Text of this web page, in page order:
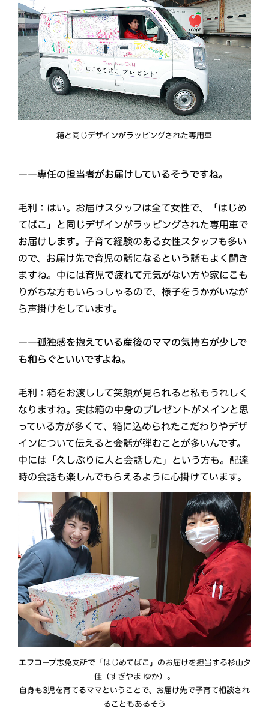
箱と同じデザインがラッピングされた専用車
――専任の担当者がお届けしているそうですね。
毛利：はい。お届けスタッフは全て女性で、「はじめ
てばこ」と同じデザインがラッピングされた専用車で
お届けします。子育て経験のある女性スタッフも多い
ので、お届け先で育児の話になるという話もよく聞き
ますね。中には育児で疲れて元気がない方や家にこも
りがちな方もいらっしゃるので、様子をうかがいなが
ら声掛けをしています。
――孤独感を抱えている産後のママの気持ちが少しで
も和らぐといいですよね。
毛利：箱をお渡しして笑顔が見られると私もうれしく
なりますね。実は箱の中身のプレゼントがメインと思
っている方が多くて、箱に込められたこだわりやデザ
インについて伝えると会話が弾むことが多いんです。
中には「久しぶりに人と会話した」という方も。配達
時の会話も楽しんでもらえるように心掛けています。
エフコープ志免支所で「はじめてばこ」のお届けを担当する杉山夕
佳（すぎやま ゆか）。
自身も3児を育てるママということで、お届け先で子育て相談され
ることもあるそう